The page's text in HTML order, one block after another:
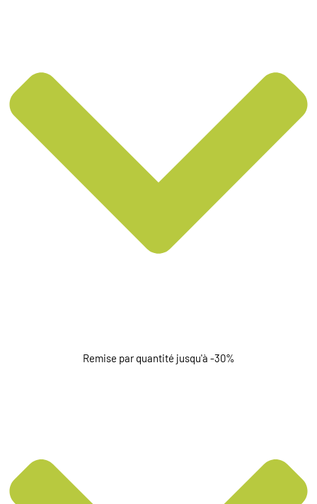
Remise par quantité jusqu'à -30%